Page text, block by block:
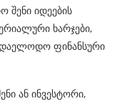
შენი იდეების
ხარჯები,
ფინანსური
ან ინვესტორი,